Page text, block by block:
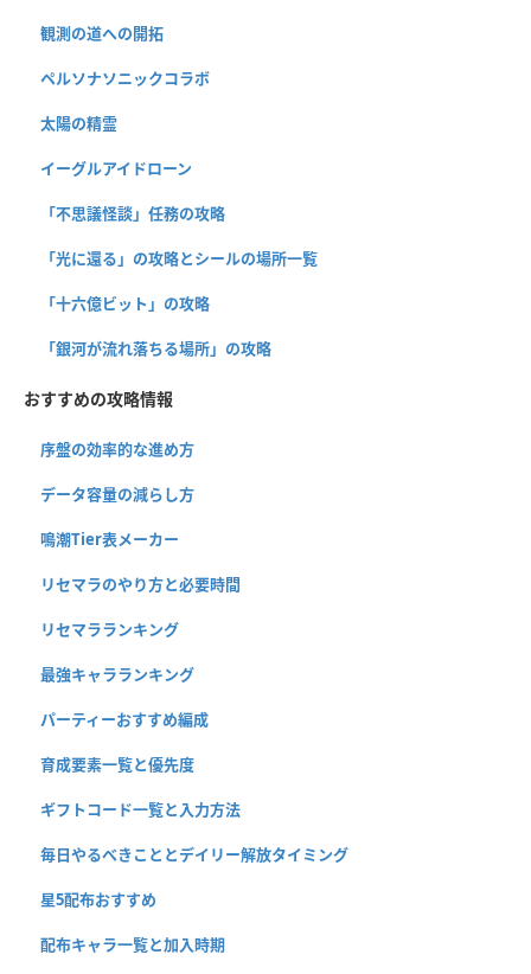
観測の道への開拓
ペルソナソニックコラボ
太陽の精霊
イーグルアイドローン
「不思議怪談」任務の攻略
「光に還る」の攻略とシールの場所一覧
「十六億ビット」の攻略
「銀河が流れ落ちる場所」の攻略
おすすめの攻略情報
序盤の効率的な進め方
データ容量の減らし方
鳴潮Tier表メーカー
リセマラのやり方と必要時間
リセマラランキング
最強キャラランキング
パーティーおすすめ編成
育成要素一覧と優先度
ギフトコード一覧と入力方法
毎日やるべきこととデイリー解放タイミング
星5配布おすすめ
配布キャラ一覧と加入時期